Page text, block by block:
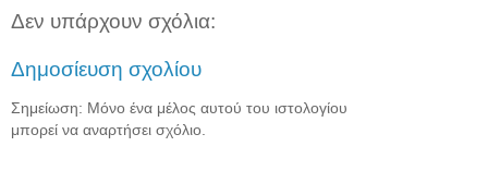
Δεν υπάρχουν σχόλια:
Δημοσίευση σχολίου
Σημείωση: Μόνο ένα μέλος αυτού του ιστολογίου
μπορεί να αναρτήσει σχόλιο.